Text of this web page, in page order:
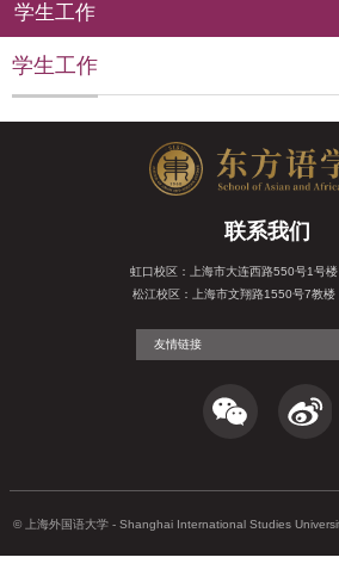
学生工作
学生工作
联系我们
虹口校区：上海市大连西路550号1号楼
松江校区：上海市文翔路1550号7教楼
友情链接
© 上海外国语大学 - Shanghai International Studies